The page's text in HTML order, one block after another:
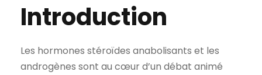
Introduction
Les hormones stéroïdes anabolisants et les
androgènes sont au cœur d’un débat animé